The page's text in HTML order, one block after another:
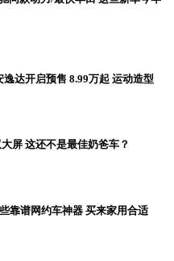
达开启预售 8.99万起 运动造型
屏 这还不是最佳奶爸车？
靠谱网约车神器 买来家用合适